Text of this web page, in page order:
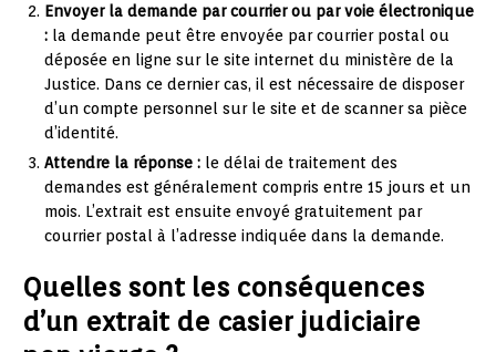
Envoyer la demande par courrier ou par voie électronique
: la demande peut être envoyée par courrier postal ou
déposée en ligne sur le site internet du ministère de la
Justice. Dans ce dernier cas, il est nécessaire de disposer
d’un compte personnel sur le site et de scanner sa pièce
d’identité.
Attendre la réponse : le délai de traitement des
demandes est généralement compris entre 15 jours et un
mois. L’extrait est ensuite envoyé gratuitement par
courrier postal à l’adresse indiquée dans la demande.
Quelles sont les conséquences
d’un extrait de casier judiciaire